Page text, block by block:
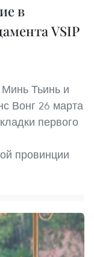
в
VSIP
Тьинь и
Вонг 26 марта
первого
провинции